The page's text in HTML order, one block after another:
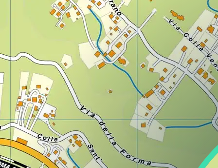
Lombardia
Regione
Marche
Regione
Molise
Piemonte
Puglia
Regione
Sardegna